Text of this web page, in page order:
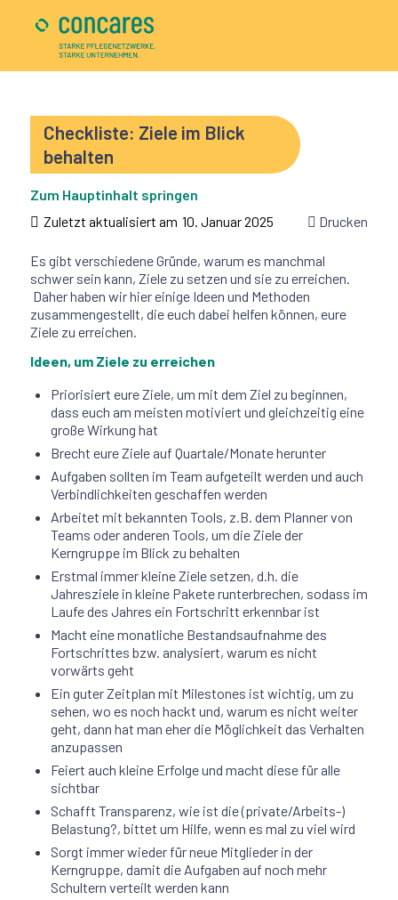
Checkliste: Ziele im Blick
behalten
Zum Hauptinhalt springen
Zuletzt aktualisiert am 10. Januar 2025 Drucken
Es gibt verschiedene Gründe, warum es manchmal
schwer sein kann, Ziele zu setzen und sie zu erreichen.
Daher haben wir hier einige Ideen und Methoden
zusammengestellt, die euch dabei helfen können, eure
Ziele zu erreichen.
Ideen, um Ziele zu erreichen
Priorisiert eure Ziele, um mit dem Ziel zu beginnen,
dass euch am meisten motiviert und gleichzeitig eine
große Wirkung hat
Brecht eure Ziele auf Quartale/Monate herunter
Aufgaben sollten im Team aufgeteilt werden und auch
Verbindlichkeiten geschaffen werden
Arbeitet mit bekannten Tools, z.B. dem Planner von
Teams oder anderen Tools, um die Ziele der
Kerngruppe im Blick zu behalten
Erstmal immer kleine Ziele setzen, d.h. die
Jahresziele in kleine Pakete runterbrechen, sodass im
Laufe des Jahres ein Fortschritt erkennbar ist
Macht eine monatliche Bestandsaufnahme des
Fortschrittes bzw. analysiert, warum es nicht
vorwärts geht
Ein guter Zeitplan mit Milestones ist wichtig, um zu
sehen, wo es noch hackt und, warum es nicht weiter
geht, dann hat man eher die Möglichkeit das Verhalten
anzupassen
Feiert auch kleine Erfolge und macht diese für alle
sichtbar
Schafft Transparenz, wie ist die (private/Arbeits-)
Belastung?, bittet um Hilfe, wenn es mal zu viel wird
Sorgt immer wieder für neue Mitglieder in der
Kerngruppe, damit die Aufgaben auf noch mehr
Schultern verteilt werden kann